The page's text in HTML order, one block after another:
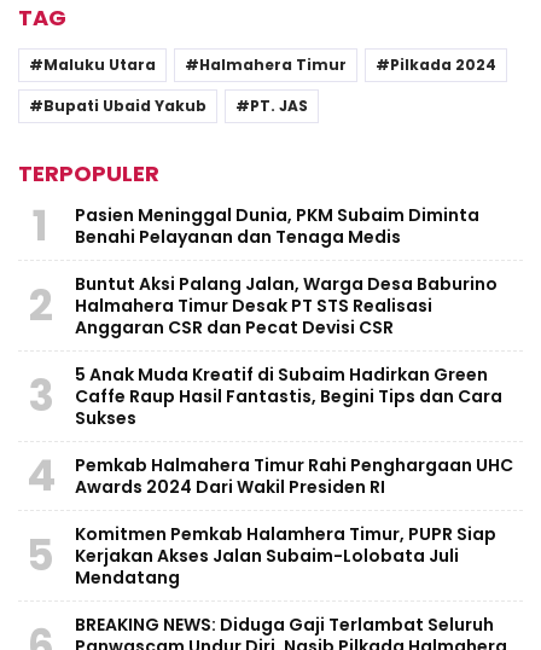
TAG
Maluku Utara Halmahera Timur
Pilkada 2024
Bupati Ubaid Yakub
PT. JAS
TERPOPULER
1
Pasien Meninggal Dunia, PKM Subaim Diminta
Benahi Pelayanan dan Tenaga Medis
2
Buntut Aksi Palang Jalan, Warga Desa Baburino
Halmahera Timur Desak PT STS Realisasi
Anggaran CSR dan Pecat Devisi CSR
3
5 Anak Muda Kreatif di Subaim Hadirkan Green
Caffe Raup Hasil Fantastis, Begini Tips dan Cara
Sukses
4
Pemkab Halmahera Timur Rahi Penghargaan UHC
Awards 2024 Dari Wakil Presiden RI
5
Komitmen Pemkab Halamhera Timur, PUPR Siap
Kerjakan Akses Jalan Subaim-Lolobata Juli
Mendatang
BREAKING NEWS: Diduga Gaji Terlambat Seluruh